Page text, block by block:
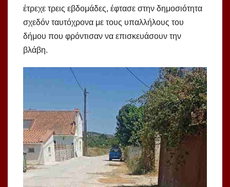
έτρεχε τρεις εβδομάδες, έφτασε στην δημοσιότητα
σχεδόν ταυτόχρονα με τους υπαλλήλους του
δήμου που φρόντισαν να επισκευάσουν την
βλάβη.